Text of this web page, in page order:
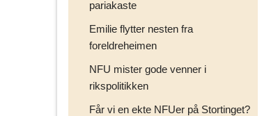
pariakaste
Emilie flytter nesten fra
foreldreheimen
NFU mister gode venner i
rikspolitikken
Får vi en ekte NFUer på Stortinget?